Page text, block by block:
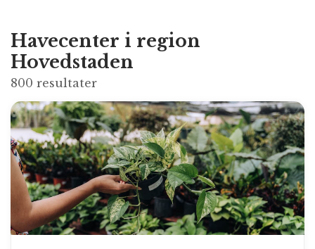
Havecenter i region
Hovedstaden
800 resultater